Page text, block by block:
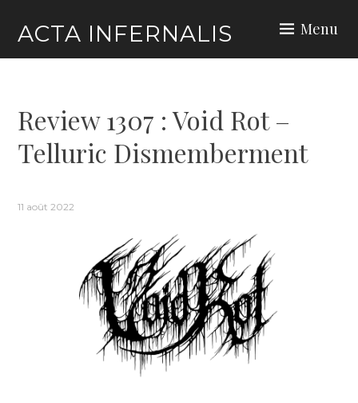
content
ACTA INFERNALIS Menu
Review 1307 : Void Rot –
Telluric Dismemberment
11 août 2022